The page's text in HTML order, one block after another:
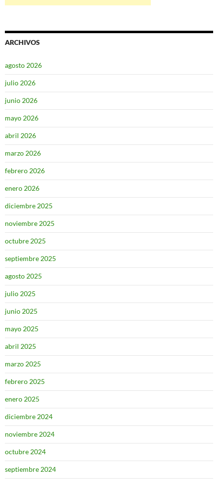
ARCHIVOS
agosto 2026
julio 2026
junio 2026
mayo 2026
abril 2026
marzo 2026
febrero 2026
enero 2026
diciembre 2025
noviembre 2025
octubre 2025
septiembre 2025
agosto 2025
julio 2025
junio 2025
mayo 2025
abril 2025
marzo 2025
febrero 2025
enero 2025
diciembre 2024
noviembre 2024
octubre 2024
septiembre 2024